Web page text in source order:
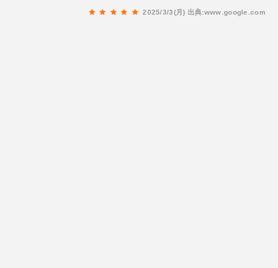
2025/3/3(月) 出典:www.google.com